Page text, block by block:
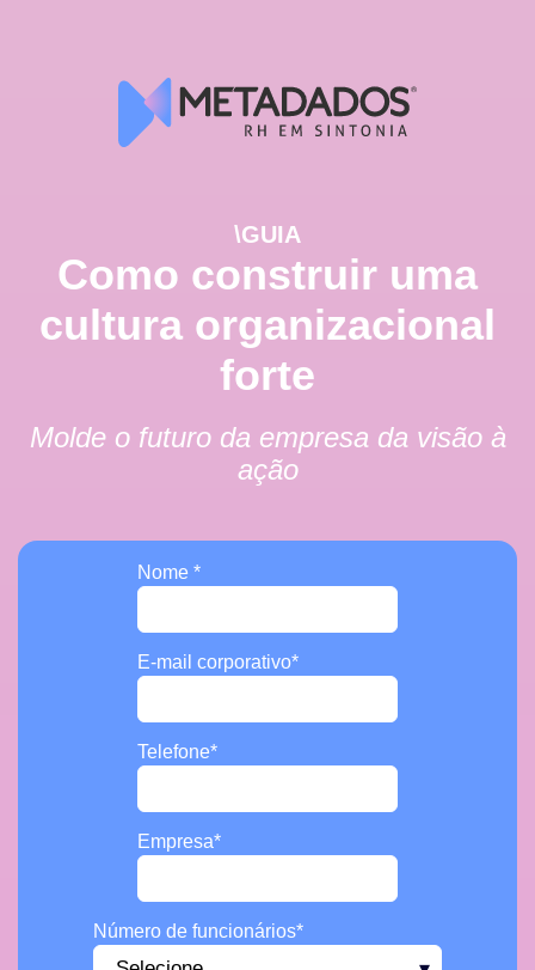
\GUIA
Como construir uma
cultura organizacional
forte
Molde o futuro da empresa da visão à
ação
Nome *
E-mail corporativo*
Telefone*
Empresa*
Número de funcionários*